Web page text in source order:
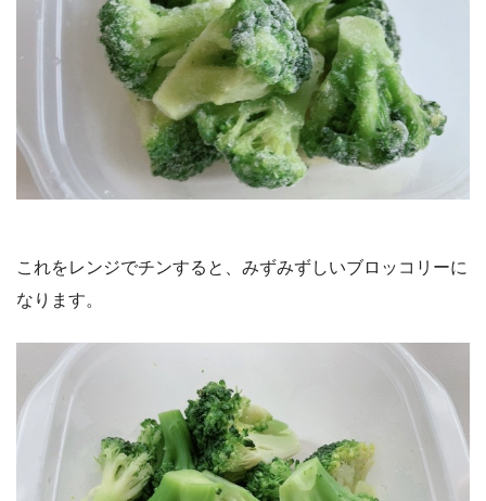
これをレンジでチンすると、みずみずしいブロッコリーに
なります。